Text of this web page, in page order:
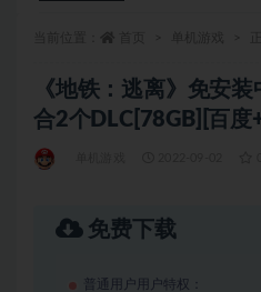
《地铁：逃离》免安
合2个DLC[78GB][百度
免费下载
普通用户用户特权：